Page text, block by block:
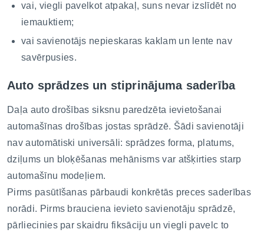
vai, viegli pavelkot atpakaļ, suns nevar izslīdēt no
iemauktiem;
vai savienotājs nepieskaras kaklam un lente nav
savērpusies.
Auto sprādzes un stiprinājuma saderība
Daļa auto drošības siksnu paredzēta ievietošanai
automašīnas drošības jostas sprādzē. Šādi savienotāji
nav automātiski universāli: sprādzes forma, platums,
dziļums un bloķēšanas mehānisms var atšķirties starp
automašīnu modeļiem.
Pirms pasūtīšanas pārbaudi konkrētās preces saderības
norādi. Pirms brauciena ievieto savienotāju sprādzē,
pārliecinies par skaidru fiksāciju un viegli pavelc to